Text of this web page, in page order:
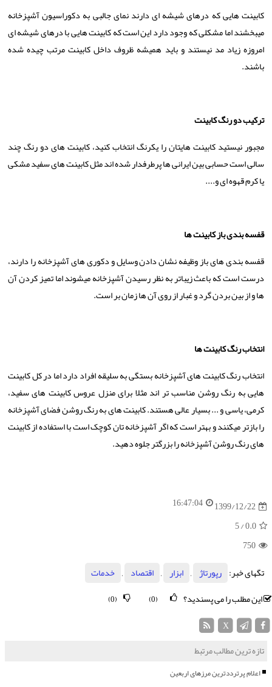
کابینت هایی که درهای شیشه ای دارند نمای جالبی به دکوراسیون آشپزخانه
میبخشند اما مشکلی که وجود دارد این است که کابینت هایی با درهای شیشه ای
امروزه زیاد مد نیستند و باید همیشه ظروف داخل کابینت مرتب چیده شده
باشند.
ترکیب دو رنگ کابینت
مجبور نیستید کابینت هایتان را یکرنگ انتخاب کنید، کابینت های دو رنگ چند
سالی است حسابی بین ایرانی ها پرطرفدار شده اند مثل کابینت های سفید مشکی
یا کرم قهوه ای و....
قفسه بندی باز کابینت ها
قفسه بندی های باز وظیفه نشان دادن وسایل و دکوری های آشپزخانه را دارند،
درست است که باعث زیباتر به نظر رسیدن آشپزخانه میشوند اما تمیز کردن آن
ها و از بین بردن گرد و غبار از روی آن ها زمان بر است.
انتخاب رنگ کابینت ها
انتخاب رنگ کابینت های آشپزخانه بستگی به سلیقه افراد دارد اما در کل کابینت
هایی به رنگ روشن مناسب تر اند مثلا برای منزل عروس کابینت های سفید،
کرمی، یاسی و ... بسیار عالی هستند. کابینت های به رنگ روشن فضای آشپزخانه
را بازتر میکنند و بهتر است که اگر آشپزخانه تان کوچک است با استفاده از کابینت
های رنگ روشن آشپزخانه را بزرگتر جلوه دهید.
1399/12/22
16:47:04
0.0
/ 5
750
تگهای خبر:
رپورتاژ , ابزار , اقتصاد ,
خدمات
این مطلب را می پسندید؟
(0)
تازه ترین مطالب مرتبط
اعلام پرترددترین مرزهای اربعین